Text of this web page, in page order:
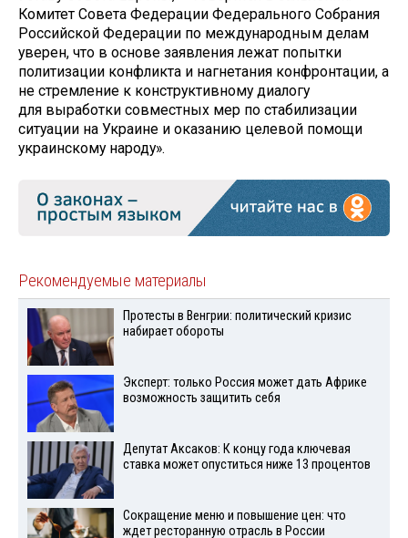
Комитет Совета Федерации Федерального Собрания
Российской Федерации по международным делам
уверен, что в основе заявления лежат попытки
политизации конфликта и нагнетания конфронтации, а
не стремление к конструктивному диалогу
для выработки совместных мер по стабилизации
ситуации на Украине и оказанию целевой помощи
украинскому народу».
Рекомендуемые материалы
Протесты в Венгрии: политический кризис
набирает обороты
Эксперт: только Россия может дать Африке
возможность защитить себя
Депутат Аксаков: К концу года ключевая
ставка может опуститься ниже 13 процентов
Сокращение меню и повышение цен: что
ждет ресторанную отрасль в России